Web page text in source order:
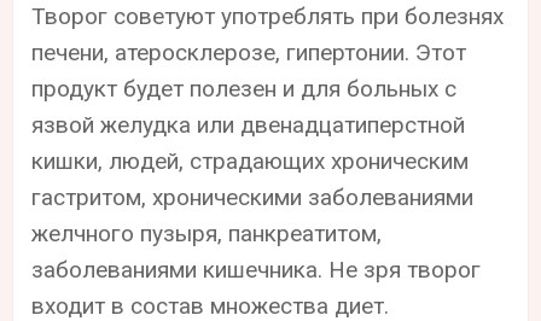
Творог советуют употреблять при болезнях
печени, атеросклерозе, гипертонии. Этот
продукт будет полезен и для больных с
язвой желудка или двенадцатиперстной
кишки, людей, страдающих хроническим
гастритом, хроническими заболеваниями
желчного пузыря, панкреатитом,
заболеваниями кишечника. Не зря творог
входит в состав множества диет.